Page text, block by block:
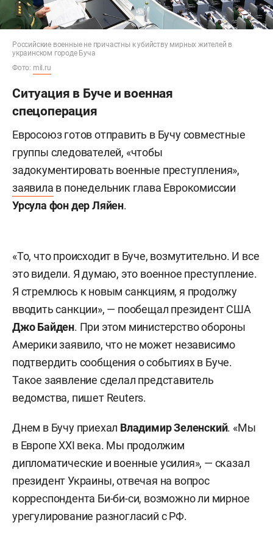
Российские военные не причастны к убийству мирных жителей в
украинском городе Буча
Фото: mil.ru
Ситуация в Буче и военная
спецоперация
Евросоюз готов отправить в Бучу совместные
группы следователей, «чтобы
задокументировать военные преступления»,
заявила в понедельник глава Еврокомиссии
Урсула фон дер Ляйен.
«То, что происходит в Буче, возмутительно. И все
это видели. Я думаю, это военное преступление.
Я стремлюсь к новым санкциям, я продолжу
вводить санкции», — пообещал президент США
Джо Байден. При этом министерство обороны
Америки заявило, что не может независимо
подтвердить сообщения о событиях в Буче.
Такое заявление сделал представитель
ведомства, пишет Reuters.
Днем в Бучу приехал Владимир Зеленский. «Мы
в Европе XXI века. Мы продолжим
дипломатические и военные усилия», — сказал
президент Украины, отвечая на вопрос
корреспондента Би-би-си, возможно ли мирное
урегулирование разногласий с РФ.